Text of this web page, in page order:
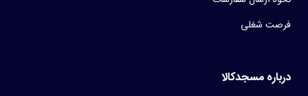
فرصت شغلی
درباره مسجدکالا